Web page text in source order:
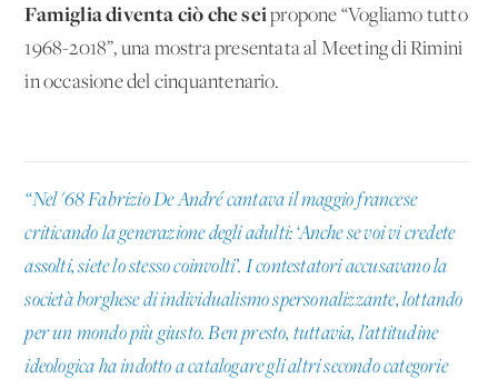
Famiglia diventa ciò che seipropone “Vogliamo tutto
1968-2018”, una mostra presentata al Meeting di Rimini
in occasione del cinquantenario.
“Nel '68 Fabrizio De André cantava il maggio francese
criticando la generazione degli adulti: ‘Anche se voi vi credete
assolti, siete lo stesso coinvolti’. I contestatori accusavano la
società borghese di individualismo spersonalizzante, lottando
per un mondo più giusto. Ben presto, tuttavia, l’attitudine
ideologica ha indotto a catalogare gli altri secondo categorie